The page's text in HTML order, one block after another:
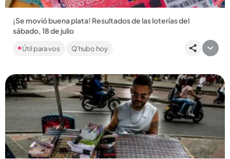
¡Se movió buena plata! Resultados de las loterías del
sábado, 18 de julio
Encuentre los números ganadores de las loterías del Cauca,
Boyacá, Baloto, Revancha y más de 20 chances. ¡Mucha
Útil para vos Q'hubo hoy
Compartir Noticia